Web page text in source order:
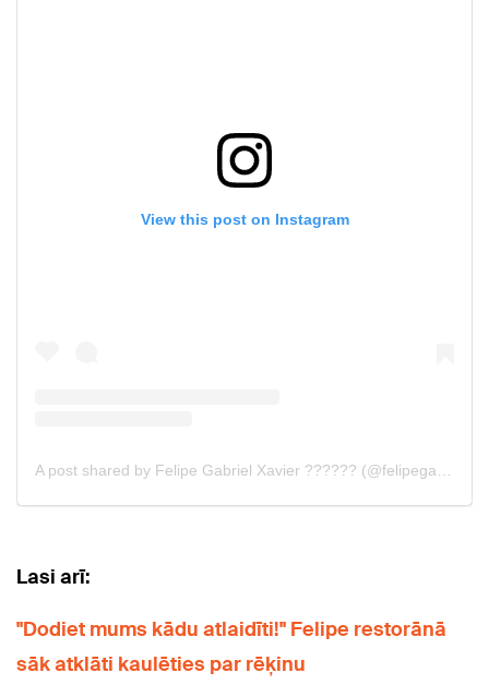
Lasi arī:
"Dodiet mums kādu atlaidīti!" Felipe restorānā
sāk atklāti kaulēties par rēķinu